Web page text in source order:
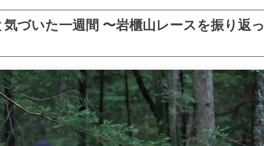
気づいた一週間 〜岩櫃山レースを振り返っ